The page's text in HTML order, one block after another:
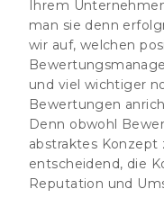
zu
die es zu
der
Buchung ist,
definitiv
nehmen
Einer
Ihrem
man sie denn
wir auf, welchen
und viel wichtiger
Bewertungen
Denn obwohl
abstraktes Konzept
entscheidend, die
Reputation und